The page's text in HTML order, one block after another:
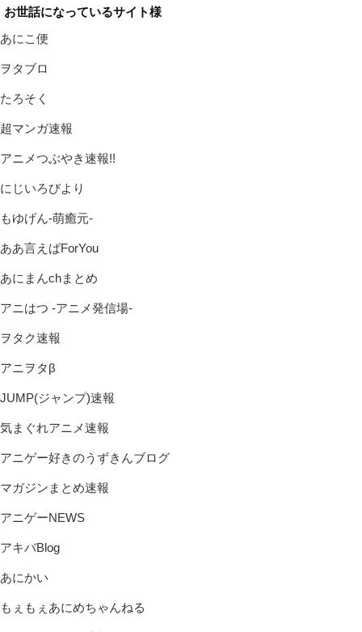
お世話になっているサイト様
あにこ便
ヲタブロ
たろそく
超マンガ速報
アニメつぶやき速報!!
にじいろびより
もゆげん-萌癒元-
ああ言えばForYou
あにまんchまとめ
アニはつ -アニメ発信場-
ヲタク速報
アニヲタβ
JUMP(ジャンプ)速報
気まぐれアニメ速報
アニゲー好きのうずきんブログ
マガジンまとめ速報
アニゲーNEWS
アキバBlog
あにかい
もぇもぇあにめちゃんねる